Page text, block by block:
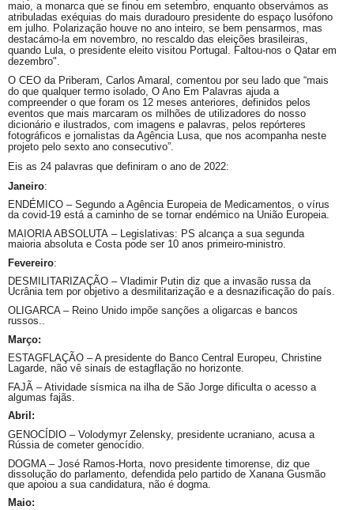
maio, a monarca que se finou em setembro, enquanto observámos as
atribuladas exéquias do mais duradouro presidente do espaço lusófono
em julho. Polarização houve no ano inteiro, se bem pensarmos, mas
destacámo-la em novembro, no rescaldo das eleições brasileiras,
quando Lula, o presidente eleito visitou Portugal. Faltou-nos o Qatar em
dezembro".
O CEO da Priberam, Carlos Amaral, comentou por seu lado que “mais
do que qualquer termo isolado, O Ano Em Palavras ajuda a
compreender o que foram os 12 meses anteriores, definidos pelos
eventos que mais marcaram os milhões de utilizadores do nosso
dicionário e ilustrados, com imagens e palavras, pelos repórteres
fotográficos e jornalistas da Agência Lusa, que nos acompanha neste
projeto pelo sexto ano consecutivo”.
Eis as 24 palavras que definiram o ano de 2022:
Janeiro:
ENDÉMICO – Segundo a Agência Europeia de Medicamentos, o vírus
da covid-19 está a caminho de se tornar endémico na União Europeia.
MAIORIA ABSOLUTA – Legislativas: PS alcança a sua segunda
maioria absoluta e Costa pode ser 10 anos primeiro-ministro.
Fevereiro:
DESMILITARIZAÇÃO – Vladimir Putin diz que a invasão russa da
Ucrânia tem por objetivo a desmilitarização e a desnazificação do país.
OLIGARCA – Reino Unido impõe sanções a oligarcas e bancos
russos..
Março:
ESTAGFLAÇÃO – A presidente do Banco Central Europeu, Christine
Lagarde, não vê sinais de estagflação no horizonte.
FAJÃ – Atividade sísmica na ilha de São Jorge dificulta o acesso a
algumas fajãs.
Abril:
GENOCÍDIO – Volodymyr Zelensky, presidente ucraniano, acusa a
Rússia de cometer genocídio.
DOGMA – José Ramos-Horta, novo presidente timorense, diz que
dissolução do parlamento, defendida pelo partido de Xanana Gusmão
que apoiou a sua candidatura, não é dogma.
Maio: